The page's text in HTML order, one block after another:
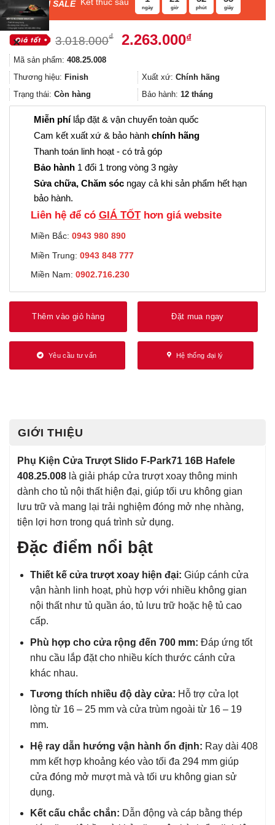
F ASH SALE Kết thúc sau
ngày giờ phút giây
3.018.000₫
Giá
3.018.000₫.
2.263.000₫Giá
là:
2.263.000₫.
Mã sản phẩm: 408.25.008
Thương hiệu: Finish Xuất xứ: Chính hãng
Trạng thái: Còn hàng Bảo hành: 12 tháng
Miễn phílắp đặt & vận chuyển toàn quốc
Cam kết xuất xứ & bảo hành chính hãng
Thanh toán linh hoạt - có trả góp
Bảo hành 1 đổi 1 trong vòng 3 ngày
Sửa chữa, Chăm sóc ngay cả khi sản phẩm hết hạn
bảo hành.
Liên hệ để có GIÁ TỐThơn giá website
Miền Bắc: 0943 980 890
Miền Trung: 0943 848 777
Miền Nam: 0902.716.230
Thêm vào giỏ hàng Đặt mua ngay
Yêu cầu tư vấn Hệ thống đại lý
GIỚI THIỆU
Phụ Kiện Cửa Trượt Slido F-Park71 16B Hafele
408.25.008 là giải pháp cửa trượt xoay thông minh
dành cho tủ nội thất hiện đại, giúp tối ưu không gian
lưu trữ và mang lại trải nghiệm đóng mở nhẹ nhàng,
tiện lợi hơn trong quá trình sử dụng.
Đặc điểm nổi bật
Thiết kế cửa trượt xoay hiện đại: Giúp cánh cửa
vận hành linh hoạt, phù hợp với nhiều không gian
nội thất như tủ quần áo, tủ lưu trữ hoặc hệ tủ cao
cấp.
Phù hợp cho cửa rộng đến 700 mm: Đáp ứng tốt
nhu cầu lắp đặt cho nhiều kích thước cánh cửa
khác nhau.
Tương thích nhiều độ dày cửa: Hỗ trợ cửa lọt
lòng từ 16 – 25 mm và cửa trùm ngoài từ 16 – 19
mm.
Hệ ray dẫn hướng vận hành ổn định: Ray dài 408
mm kết hợp khoảng kéo vào tối đa 294 mm giúp
cửa đóng mở mượt mà và tối ưu không gian sử
dụng.
Kết cấu chắc chắn: Dẫn động và cáp bằng thép
✕